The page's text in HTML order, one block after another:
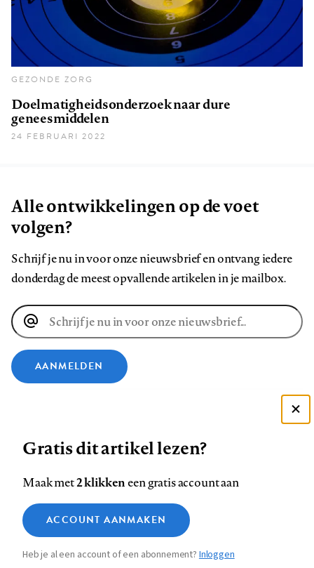
GEZONDE ZORG
Doelmatigheidsonderzoek naar dure
geneesmiddelen
24 FEBRUARI 2022
Alle ontwikkelingen op de voet
volgen?
Schrijf je nu in voor onze nieuwsbrief en ontvang iedere
donderdag de meest opvallende artikelen in je mailbox.
E-
mailadres
AANMELDEN
Volg
ons
Facebook
Volg
ons
op
LinkedIn
Volg
ons
op
Bluesky
Volg
ons
op
Instagram
Volg
ons
op
YouTube
ons
Footer
navigation
Contact Colofon Disclaimer Privacy
Medische vragen verdienen
betrouwbare antwoorden
Zie onze cookie policy
Analytische cookies
Marketing cookies
Gratis dit artikel lezen?
Maak met2 klikkeneen gratis account aan
ACCOUNT AANMAKEN
Heb je al een account of een abonnement?Inloggen